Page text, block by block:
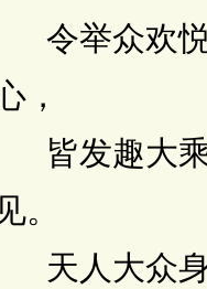
众欢悦
，
趣大乘
。
大众身